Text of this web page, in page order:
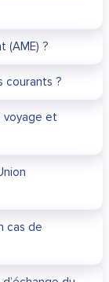
(AME) ?
courants ?
voyage et
cas de